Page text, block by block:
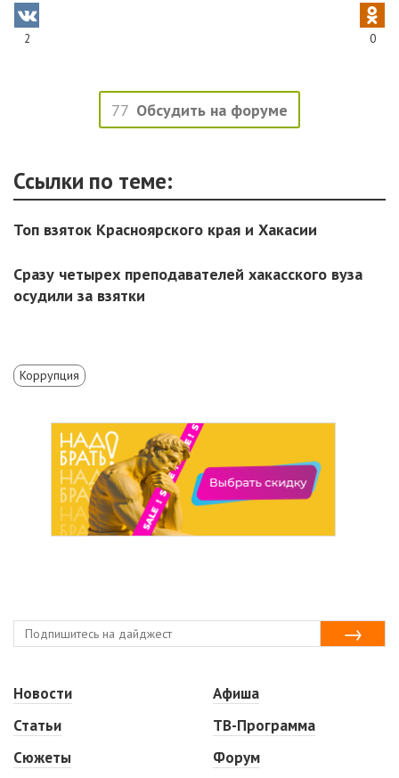
2 0
77 Обсудить на форуме
Ссылки по теме:
Топ взяток Красноярского края и Хакасии
Сразу четырех преподавателей хакасского вуза
осудили за взятки
Коррупция
Новости
Статьи
Сюжеты
Афиша
ТВ-Программа
Форум